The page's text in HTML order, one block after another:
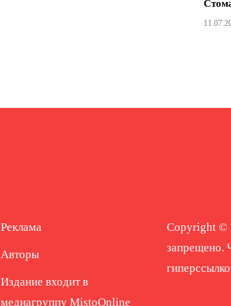
Реклама
Авторы
Издание входит в
медиагруппу MistoOnline
Copyright ©
запрещено.